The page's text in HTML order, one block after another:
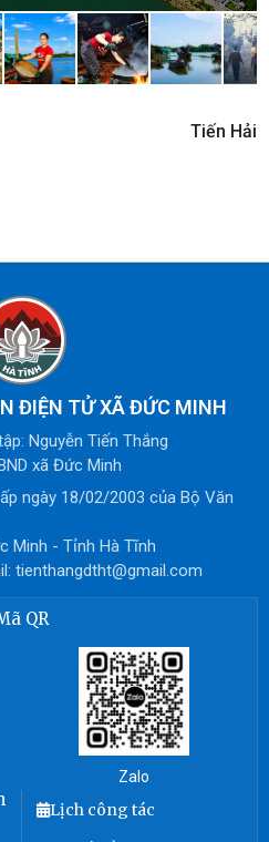
Tiến Hải
ĐIỆN TỬ XÃ ĐỨC MINH
Nguyễn Tiến Thắng
xã Đức Minh
ngày 18/02/2003 của Bộ Văn
Minh - Tỉnh Hà Tĩnh
tienthangdtht@gmail.com
QR
Zalo
Lịch công tác